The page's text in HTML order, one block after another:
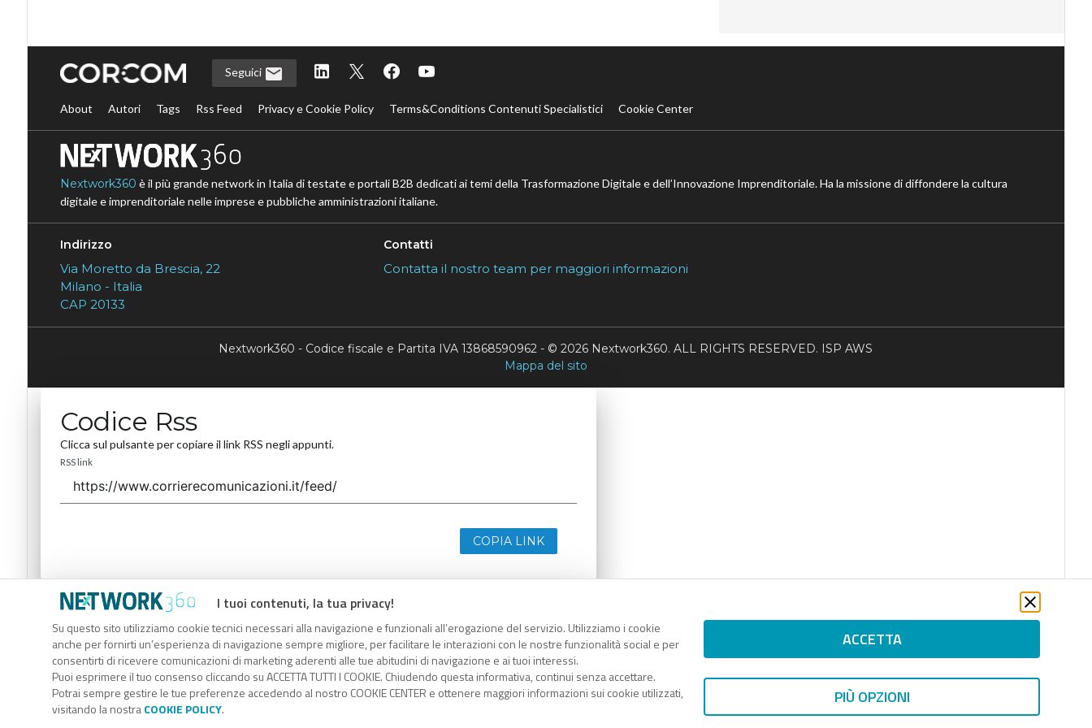
I tuoi contenuti, la tua privacy!
Su questo sito utilizziamo cookie tecnici necessari alla navigazione e funzionali all’erogazione del servizio. Utilizziamo i cookie
anche per fornirti un’esperienza di navigazione sempre migliore, per facilitare le interazioni con le nostre funzionalità social e per
consentirti di ricevere comunicazioni di marketing aderenti alle tue abitudini di navigazione e ai tuoi interessi.
Puoi esprimere il tuo consenso cliccando su ACCETTA TUTTI I COOKIE. Chiudendo questa informativa, continui senza accettare.
Potrai sempre gestire le tue preferenze accedendo al nostro COOKIE CENTER e ottenere maggiori informazioni sui cookie utilizzati,
visitando la nostraCOOKIE POLICY.
ACCETTA
PIÙ OPZIONI
Seguici
About Autori Tags Rss Feed Privacy e Cookie Policy Terms&Conditions Contenuti Specialistici Cookie Center
Nextwork360 è il più grande network in Italia di testate e portali B2B dedicati ai temi della Trasformazione Digitale e dell’Innovazione Imprenditoriale. Ha la missione di diffondere la cultura
digitale e imprenditoriale nelle imprese e pubbliche amministrazioni italiane.
Indirizzo
Via Moretto da Brescia, 22
Milano - Italia
CAP 20133
Contatti
Contatta il nostro team per maggiori informazioni
Nextwork360 - Codice fiscale e Partita IVA 13868590962 - © 2026 Nextwork360. ALL RIGHTS RESERVED. ISP AWS
Mappa del sito
Codice Rss
Clicca sul pulsante per copiare il link RSS negli appunti.
RSS link
COPIA LINK
Codice Rss
Clicca sul pulsante per copiare il link RSS negli appunti.
RSS link